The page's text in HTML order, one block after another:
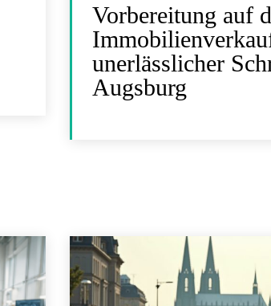
Vorbereitung auf
unerlässlicher
Augsburg